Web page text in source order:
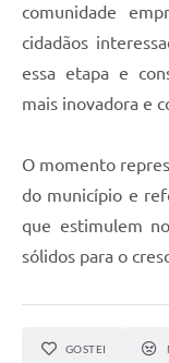
comunidade
cidadãos
essa etapa e
mais inovadora e
O momento
do município e
que estimulem
sólidos para o
GOSTEI